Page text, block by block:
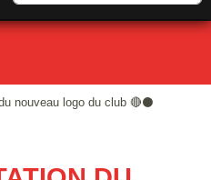
nouveau logo du club 🔴⚫